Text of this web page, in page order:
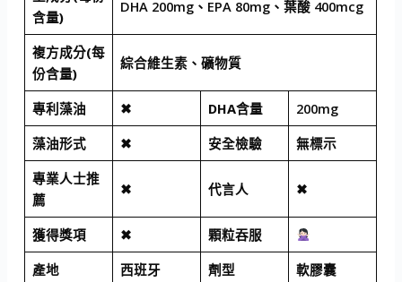
含量)
DHA 200mg、EPA 80mg、葉酸 400mcg
複方成分(每
份含量)
綜合維生素、礦物質
專利藻油 ✖ DHA含量
200mg
藻油形式
✖ 安全檢驗
無標示
專業人士推
薦
✖ 代言人 ✖
獲得獎項 ✖
顆粒吞服
產地
西班牙 劑型
軟膠囊